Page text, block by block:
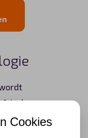
inch
Dit systeem is
Cookies